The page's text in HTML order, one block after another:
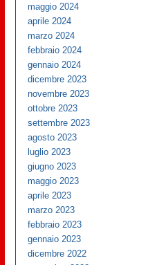
maggio 2024
aprile 2024
marzo 2024
febbraio 2024
gennaio 2024
dicembre 2023
novembre 2023
ottobre 2023
settembre 2023
agosto 2023
luglio 2023
giugno 2023
maggio 2023
aprile 2023
marzo 2023
febbraio 2023
gennaio 2023
dicembre 2022